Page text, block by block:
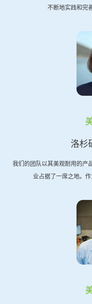
不断地实践和完
洛杉
我们的团队以其美观耐用的产
业占据了一席之地。